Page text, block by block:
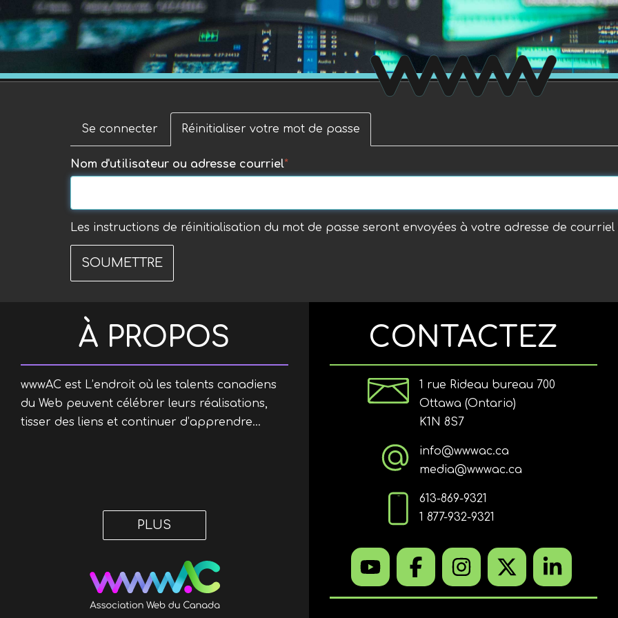
n
c
i
p
n
m
e
n
Onglets
principaux
Se connecter Réinitialiser votre mot de passe
Nom d'utilisateur ou adresse courriel
Les instructions de réinitialisation du mot de passe seront envoyées à votre adresse de courriel
SOUMETTRE
À PROPOS
wwwAC est L’endroit où les talents canadiens
du Web peuvent célébrer leurs réalisations,
tisser des liens et continuer d’apprendre...
PLUS
CONTACTEZ
1 rue Rideau bureau 700
Ottawa (Ontario)
K1N 8S7
info@wwwac.ca
media@wwwac.ca
613-869-9321
1 877-932-9321